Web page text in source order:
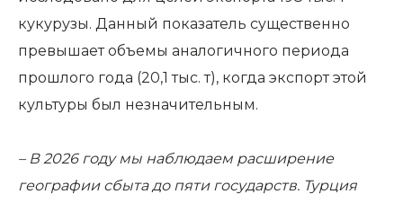
кукурузы. Данный показатель существенно
превышает объемы аналогичного периода
прошлого года (20,1 тыс. т), когда экспорт этой
культуры был незначительным.
– В 2026 году мы наблюдаем расширение
географии сбыта до пяти государств. Турция